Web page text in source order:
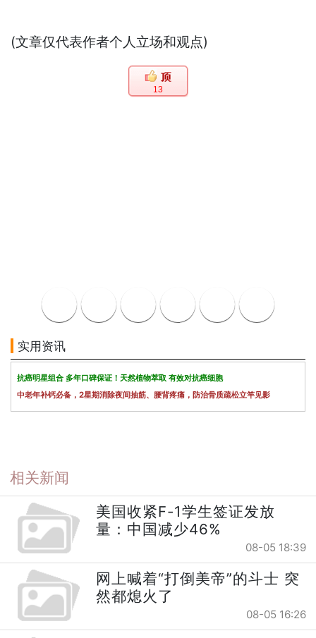
(文章仅代表作者个人立场和观点)
13
实用资讯
抗癌明星组合 多年口碑保证！天然植物萃取 有效对抗癌细胞
中老年补钙必备，2星期消除夜间抽筋、腰背疼痛，防治骨质疏松立竿见影
相关新闻
美国收紧F-1学生签证发放
量：中国减少46%
08-05 18:39
网上喊着“打倒美帝”的斗士 突
然都熄火了
08-05 16:26